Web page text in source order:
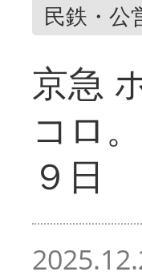
民鉄・公
京急
コロ
９日